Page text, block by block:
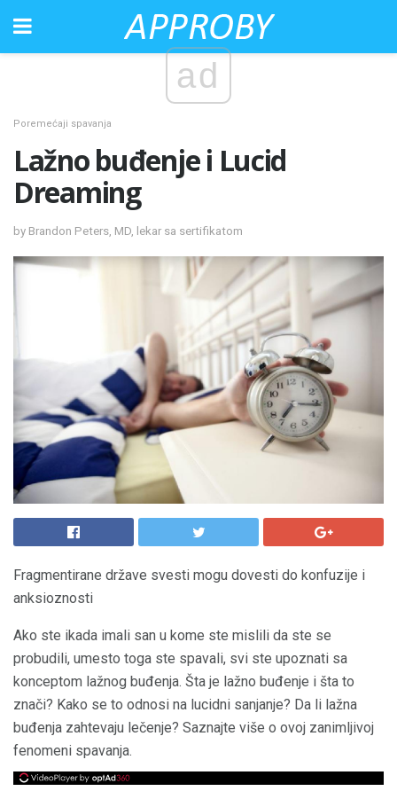
ad
Poremećaji spavanja
Lažno buđenje i Lucid
Dreaming
by Brandon Peters, MD, lekar sa sertifikatom
Fragmentirane države svesti mogu dovesti do konfuzije i
anksioznosti
Ako ste ikada imali san u kome ste mislili da ste se
probudili, umesto toga ste spavali, svi ste upoznati sa
konceptom lažnog buđenja. Šta je lažno buđenje i šta to
znači? Kako se to odnosi na lucidni sanjanje? Da li lažna
buđenja zahtevaju lečenje? Saznajte više o ovoj zanimljivoj
fenomeni spavanja.